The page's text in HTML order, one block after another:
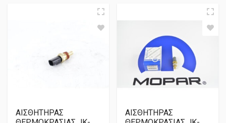
AIΣΘΗΤΗΡΑΣ
AIΣΘΗΤΗΡΑΣ